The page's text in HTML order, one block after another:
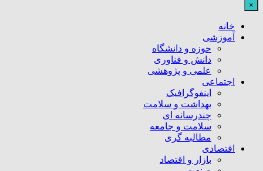
×
خانه
آموزشی
حوزه و دانشگاه
دانش و فناوری
علمی و پژوهشی
اجتماعی
اینفوگرافیک
بهداشت و سلامت
چندرسانه ای
سلامت و جامعه
مطالبه گری
اقتصادی
بازار و اقتصاد